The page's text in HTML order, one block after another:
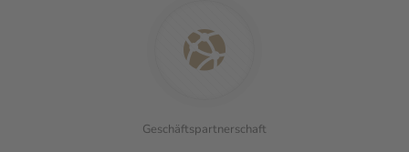
Geschäftspartnerschaft